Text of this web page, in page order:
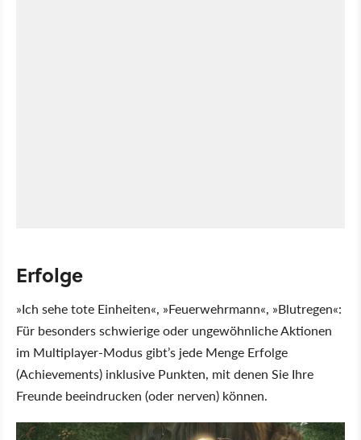
Erfolge
»Ich sehe tote Einheiten«, »Feuerwehrmann«, »Blutregen«:
Für besonders schwierige oder ungewöhnliche Aktionen
im Multiplayer-Modus gibt’s jede Menge Erfolge
(Achievements) inklusive Punkten, mit denen Sie Ihre
Freunde beeindrucken (oder nerven) können.